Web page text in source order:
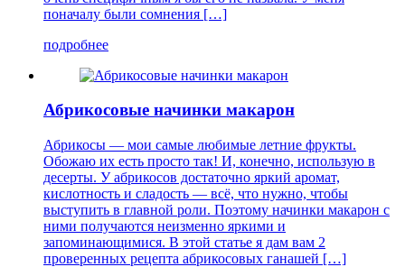
поначалу были сомнения […]
подробнее
Абрикосовые начинки макарон
Абрикосы — мои самые любимые летние фрукты.
Обожаю их есть просто так! И, конечно, использую в
десерты. У абрикосов достаточно яркий аромат,
кислотность и сладость — всё, что нужно, чтобы
выступить в главной роли. Поэтому начинки макарон с
ними получаются неизменно яркими и
запоминающимися. В этой статье я дам вам 2
проверенных рецепта абрикосовых ганашей […]